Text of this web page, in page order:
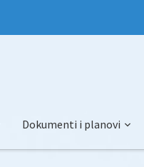
Dokumenti i planovi